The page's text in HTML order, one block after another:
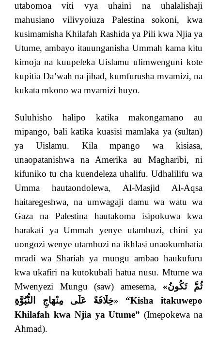
utabomoa viti vya uhaini na uhalalishaji
mahusiano vilivyoiuza Palestina sokoni, kwa
kusimamisha Khilafah Rashida ya Pili kwa Njia ya
Utume, ambayo itauunganisha Ummah kama kitu
kimoja na kuupeleka Uislamu ulimwenguni kote
kupitia Da’wah na jihad, kumfurusha mvamizi, na
kukata mkono wa mvamizi huyo.
Suluhisho halipo katika makongamano au
mipango, bali katika kuasisi mamlaka ya (sultan)
ya Uislamu. Kila mpango wa kisiasa,
unaopatanishwa na Amerika au Magharibi, ni
kifuniko tu cha kuendeleza uhalifu. Udhalilifu wa
Umma hautaondolewa, Al-Masjid Al-Aqsa
haitaregeshwa, na umwagaji damu wa watu wa
Gaza na Palestina hautakoma isipokuwa kwa
harakati ya Ummah yenye utambuzi, chini ya
uongozi wenye utambuzi na ikhlasi unaokumbatia
mradi wa Shariah ya mungu ambao haukufuru
kwa ukafiri na kutokubali hatua nusu. Mtume wa
Mwenyezi Mungu (saw) amesema, «ثُمَّ تَكُونُ
خِلَافَةً عَلَى مِنْهَاجِ النُّبُوَّةِ» “Kisha itakuwepo
Khilafah kwa Njia ya Utume” (Imepokewa na
Ahmad).